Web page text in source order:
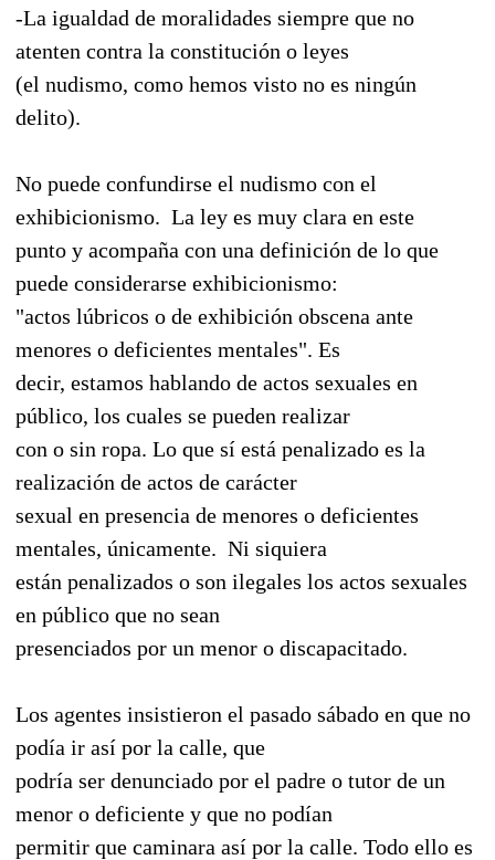
-La igualdad de moralidades siempre que no
atenten contra la constitución o leyes
(el nudismo, como hemos visto no es ningún
delito).
No puede confundirse el nudismo con el
exhibicionismo. La ley es muy clara en este
punto y acompaña con una definición de lo que
puede considerarse exhibicionismo:
"actos lúbricos o de exhibición obscena ante
menores o deficientes mentales". Es
decir, estamos hablando de actos sexuales en
público, los cuales se pueden realizar
con o sin ropa. Lo que sí está penalizado es la
realización de actos de carácter
sexual en presencia de menores o deficientes
mentales, únicamente. Ni siquiera
están penalizados o son ilegales los actos sexuales
en público que no sean
presenciados por un menor o discapacitado.
Los agentes insistieron el pasado sábado en que no
podía ir así por la calle, que
podría ser denunciado por el padre o tutor de un
menor o deficiente y que no podían
permitir que caminara así por la calle. Todo ello es